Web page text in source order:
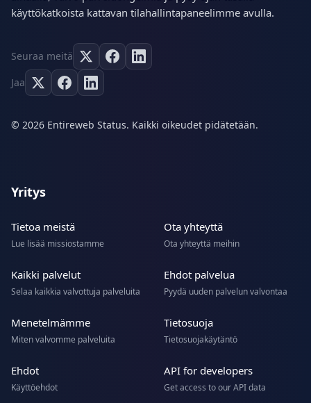
käyttökatkoista kattavan tilahallintapaneelimme avulla.
Seuraa meitä
Jaa
© 2026 Entireweb Status. Kaikki oikeudet pidätetään.
Yritys
Tietoa meistä
Lue lisää missiostamme
Ota yhteyttä
Ota yhteyttä meihin
Kaikki palvelut
Selaa kaikkia valvottuja palveluita
Ehdot palvelua
Pyydä uuden palvelun valvontaa
Menetelmämme
Miten valvomme palveluita
Tietosuoja
Tietosuojakäytäntö
Ehdot
Käyttöehdot
API for developers
Get access to our API data